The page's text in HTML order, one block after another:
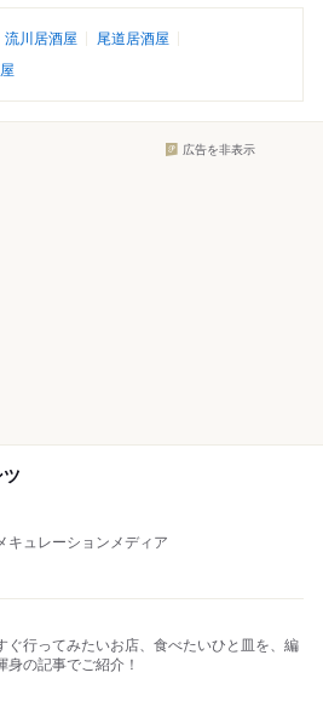
流川居酒屋
尾道居酒屋
広告を非表示
キュレーションメディア
ぐ行ってみたいお店、食べたいひと皿を、編
身の記事でご紹介！